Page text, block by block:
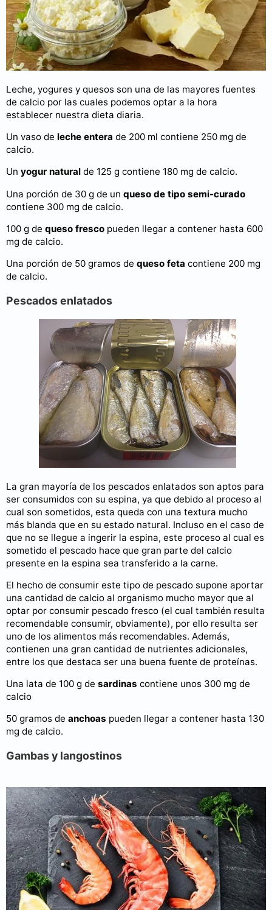
Leche, yogures y quesos son una de las mayores fuentes
de calcio por las cuales podemos optar a la hora
establecer nuestra dieta diaria.
Un vaso de leche entera de 200 ml contiene 250 mg de
calcio.
Un yogur natural de 125 g contiene 180 mg de calcio.
Una porción de 30 g de un queso de tipo semi-curado
contiene 300 mg de calcio.
100 g de queso fresco pueden llegar a contener hasta 600
mg de calcio.
Una porción de 50 gramos de queso feta contiene 200 mg
de calcio.
Pescados enlatados
La gran mayoría de los pescados enlatados son aptos para
ser consumidos con su espina, ya que debido al proceso al
cual son sometidos, esta queda con una textura mucho
más blanda que en su estado natural. Incluso en el caso de
que no se llegue a ingerir la espina, este proceso al cual es
sometido el pescado hace que gran parte del calcio
presente en la espina sea transferido a la carne.
El hecho de consumir este tipo de pescado supone aportar
una cantidad de calcio al organismo mucho mayor que al
optar por consumir pescado fresco (el cual también resulta
recomendable consumir, obviamente), por ello resulta ser
uno de los alimentos más recomendables. Además,
contienen una gran cantidad de nutrientes adicionales,
entre los que destaca ser una buena fuente de proteínas.
Una lata de 100 g de sardinas contiene unos 300 mg de
calcio
50 gramos de anchoas pueden llegar a contener hasta 130
mg de calcio.
Gambas y langostinos